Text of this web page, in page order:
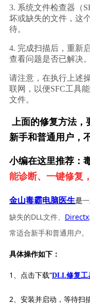
3. 系统文件检查器（
坏或缺失的文件，这
待。
4. 完成扫描后，重新
查看问题是否已解决。
请注意，在执行上述
联网，以便SFC工具
文件。
上面的修复方法，
新手和普通用户，
小编在这里推荐：
能诊断、一键修复
金山毒霸电脑医生是
缺失的DLL文件、 Directx
常适合新手和普通用户。
具体操作如下：
1、点击下载“DLL修复工
2、安装并启动，等待扫